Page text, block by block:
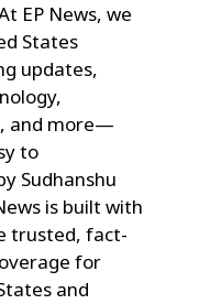
EP News, we
States
updates,
and more—
to
Sudhanshu
is built with
trusted, fact-
for
and